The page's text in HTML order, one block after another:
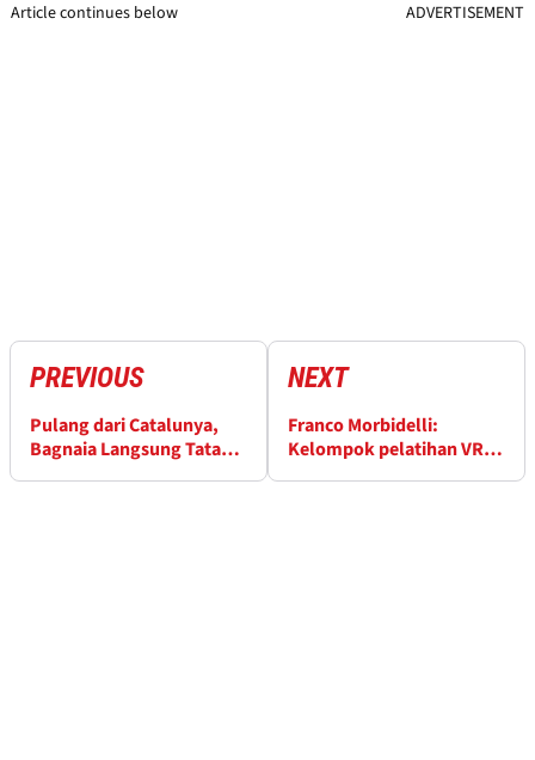
Article continues below ADVERTISEMENT
PREVIOUS
Pulang dari Catalunya,
Bagnaia Langsung Tatap
NEXT
Franco Morbidelli:
Kelompok pelatihan VR46